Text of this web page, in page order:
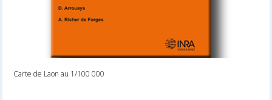
Carte de Laon au 1/100 000